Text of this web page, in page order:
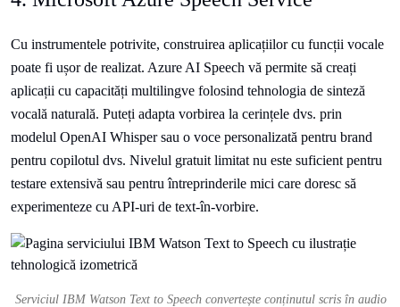
Cu instrumentele potrivite, construirea aplicațiilor cu funcții vocale
poate fi ușor de realizat. Azure AI Speech vă permite să creați
aplicații cu capacități multilingve folosind tehnologia de sinteză
vocală naturală. Puteți adapta vorbirea la cerințele dvs. prin
modelul OpenAI Whisper sau o voce personalizată pentru brand
pentru copilotul dvs. Nivelul gratuit limitat nu este suficient pentru
testare extensivă sau pentru întreprinderile mici care doresc să
experimenteze cu API-uri de text-în-vorbire.
Serviciul IBM Watson Text to Speech convertește conținutul scris în audio